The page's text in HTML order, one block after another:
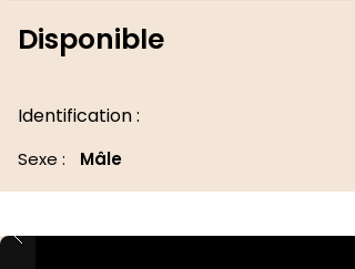
Disponible
Identification :
Sexe : Mâle